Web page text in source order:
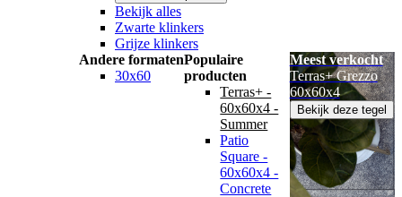
Bekijk alles
Zwarte klinkers
Grijze klinkers
Andere formaten
30x60
Populaire
producten
Terras+ -
60x60x4 -
Summer
Patio
Square -
60x60x4 -
Concrete
Meest verkocht
Terras+ Grezzo
60x60x4
Bekijk deze tegel